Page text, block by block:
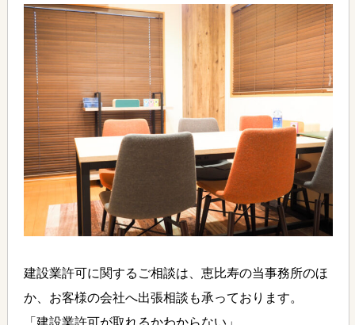
建設業許可に関するご相談は、恵比寿の当事務所のほ
か、お客様の会社へ出張相談も承っております。
「建設業許可が取れるかわからない」